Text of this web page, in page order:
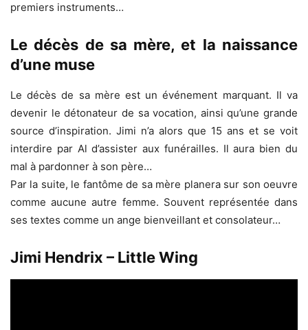
premiers instruments…
Le décès de sa mère, et la naissance
d’une muse
Le décès de sa mère est un événement marquant. Il va
devenir le détonateur de sa vocation, ainsi qu’une grande
source d’inspiration. Jimi n’a alors que 15 ans et se voit
interdire par Al d’assister aux funérailles. Il aura bien du
mal à pardonner à son père…
Par la suite, le fantôme de sa mère planera sur son oeuvre
comme aucune autre femme. Souvent représentée dans
ses textes comme un ange bienveillant et consolateur…
Jimi Hendrix – Little Wing